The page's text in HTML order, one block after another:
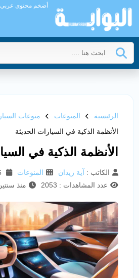
أضخم محتوى عربي
الرئيسية المنوعات
منوعات
الأنظمة الذكية في السيارات الحديثة
الأنظمة الذكية في
الكاتب : آية زيدان المنوعات
عدد المشاهدات : 2053
منذ